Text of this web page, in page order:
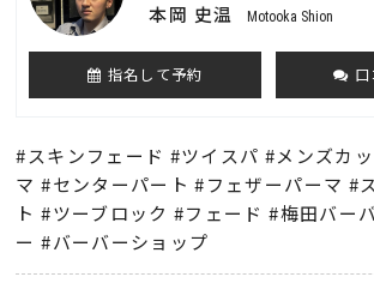
本岡 史温 Motooka Shion
指名して予約
#スキンフェード #ツイスパ #メンズカ
マ #センターパート #フェザーパーマ #
ト #ツーブロック #フェード #梅田バー
ー #バーバーショップ